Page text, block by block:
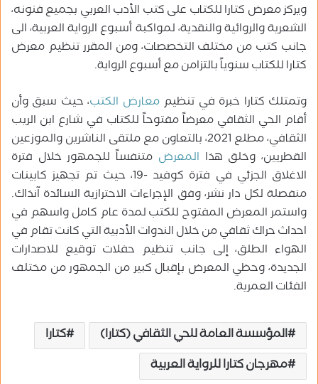
ويركز معرض كتارا للكتاب على كتب الأدب العربي بجميع فنونه،
الشعرية والروائية والنقدية، لمواكبة أسبوع الرواية العربية، الى
جانب كتب من مختلف التخصصات، ومن المقرر تنظيم معرض
كتارا للكتاب سنوياً بالتزامن مع أسبوع الرواية.
وتمتلك كتارا خبرة في تنظيممعارض الكتب، حيث سبق وأن
أقام الحي الثقافي معرضاً مفتوحاً للكتاب في شارع ابن الريب
الثقافي، مطلع 2021، بالتعاون مع ملتقى الناشرين والموزعين
القطريين، وخلق هذا المعرض متنفساً للجمهور خلال فترة
الاغلاق الجزئي في فترة كوفيد -19، حيث تم تجهيز كابينات
منفصلة لكل دار نشر، وفق الإجراءات الاحترازية السائدة آنذاك.
واستمر المعرض المفتوح للكتب لمدة عام كامل واسهم في
احداث حراك ثقافي من خلال الندوات الأدبية التي كانت تقام في
الهواء الطلق، إلى جانب تنظيم حفلات توقيع للاصدارات
الجديدة، وحظي المعرض بإقبال كبير من الجمهور من مختلف
الفئات العمرية.
المؤسسة العامة للحي الثقافي (كتارا)
كتارا
مهرجان كتارا للرواية العربية